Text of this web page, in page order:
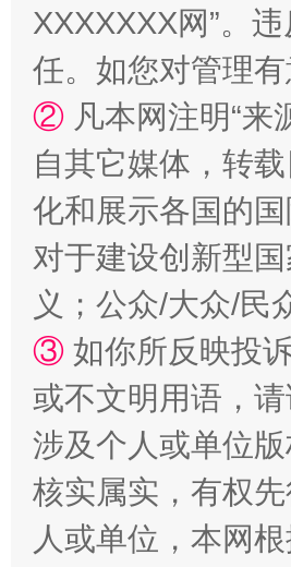
这是一记警钟！
在谋一域中谋全局
XXXXXXX网”。
任。如您对管理
② 凡本网注明“
自其它媒体，转
化和展示各国的
对于建设创新型
义；公众/大众/民
③ 如你所反映投
或不文明用语，
涉及个人或单位
核实属实，有权
人或单位，本网